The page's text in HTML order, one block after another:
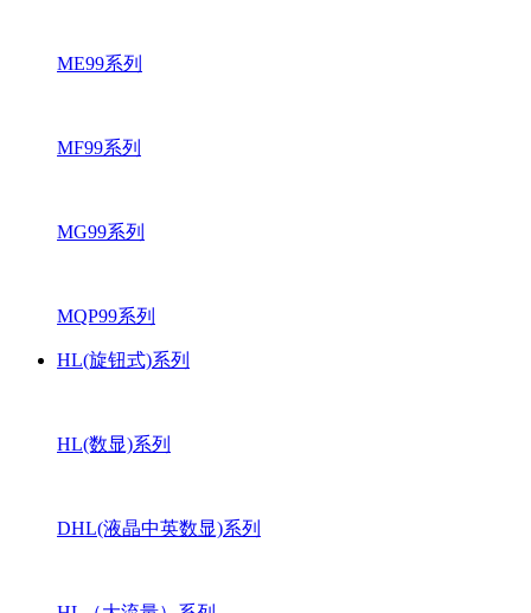
ME99系列
MF99系列
MG99系列
MQP99系列
HL(旋钮式)系列
HL(数显)系列
DHL(液晶中英数显)系列